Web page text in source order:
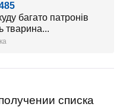
багато патронів
тварина...
списка